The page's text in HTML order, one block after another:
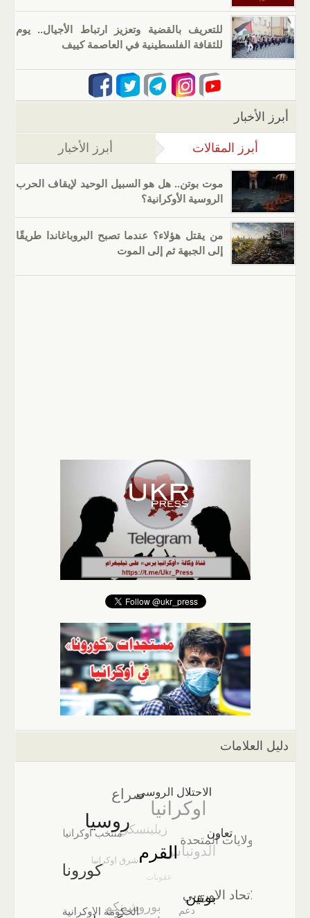
للتعريف بالقضية وتعزيز ارتباط الأجيال.. يوم
للثقافة الفلسطينية في العاصمة كييف
أبرز الأخبار
أبرز المقالات (علامة التبويب النشطة)
أبرز الأخبار
موت بوتن.. هل هو السبيل الوحيد لإيقاف الحرب
الروسية الأوكرانية؟
من يقتل هؤلاء؟ عندما تصبح البروباغاندا طريقًا
إلى الجبهة ثم إلى الموت
دليل العلامات